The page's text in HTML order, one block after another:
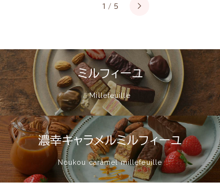
1 / 5
ミルフィーユ
Millefeuille
濃幸キャラメルミルフィーユ
Noukou caramel millefeuille